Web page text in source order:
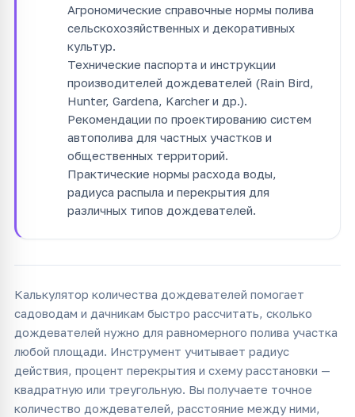
Агрономические справочные нормы полива
сельскохозяйственных и декоративных
культур.
Технические паспорта и инструкции
производителей дождевателей (Rain Bird,
Hunter, Gardena, Karcher и др.).
Рекомендации по проектированию систем
автополива для частных участков и
общественных территорий.
Практические нормы расхода воды,
радиуса распыла и перекрытия для
различных типов дождевателей.
Калькулятор количества дождевателей помогает
садоводам и дачникам быстро рассчитать, сколько
дождевателей нужно для равномерного полива участка
любой площади. Инструмент учитывает радиус
действия, процент перекрытия и схему расстановки —
квадратную или треугольную. Вы получаете точное
количество дождевателей, расстояние между ними,